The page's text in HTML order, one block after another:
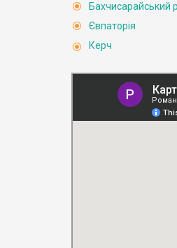
Бахчисарайський
Євпаторія
Керч